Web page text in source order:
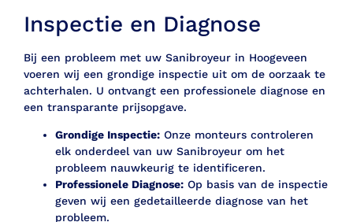
Inspectie en Diagnose
Bij een probleem met uw Sanibroyeur in Hoogeveen
voeren wij een grondige inspectie uit om de oorzaak te
achterhalen. U ontvangt een professionele diagnose en
een transparante prijsopgave.
Grondige Inspectie: Onze monteurs controleren
elk onderdeel van uw Sanibroyeur om het
probleem nauwkeurig te identificeren.
Professionele Diagnose: Op basis van de inspectie
geven wij een gedetailleerde diagnose van het
probleem.